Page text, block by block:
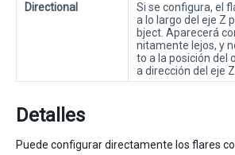
Directional
Si se configura, el
a lo largo del eje Z
bject. Aparecerá
nitamente lejos, y
to a la posición del
a dirección del eje Z.
Detalles
Puede configurar directamente los flares